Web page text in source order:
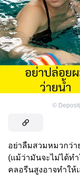
©
อย่าลืมสวมหมวกว่า
(แม้ว่ามันจะไม่ได้ท
คลอรีนสูงอาจทำให้